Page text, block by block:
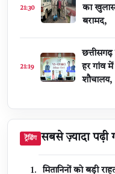
21:30
का
बरामद,
21:19
छत्तीसगढ़
हर गांव
शौचालय,
ट्रेंडिंग सबसे ज़्यादा पढ़ी
मितानिनों को बड़ी